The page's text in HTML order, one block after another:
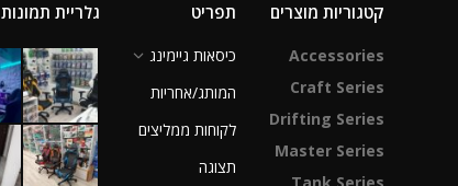
קטגוריות מוצרים
Accessories
Craft Series
Drifting Series
Master Series
תפריט
כיסאות גיימינג
המותג/אחריות
לקוחות ממליצים
תצוגה
גלריית תמונות